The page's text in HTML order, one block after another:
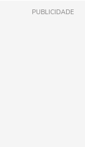
PUBLICIDADE